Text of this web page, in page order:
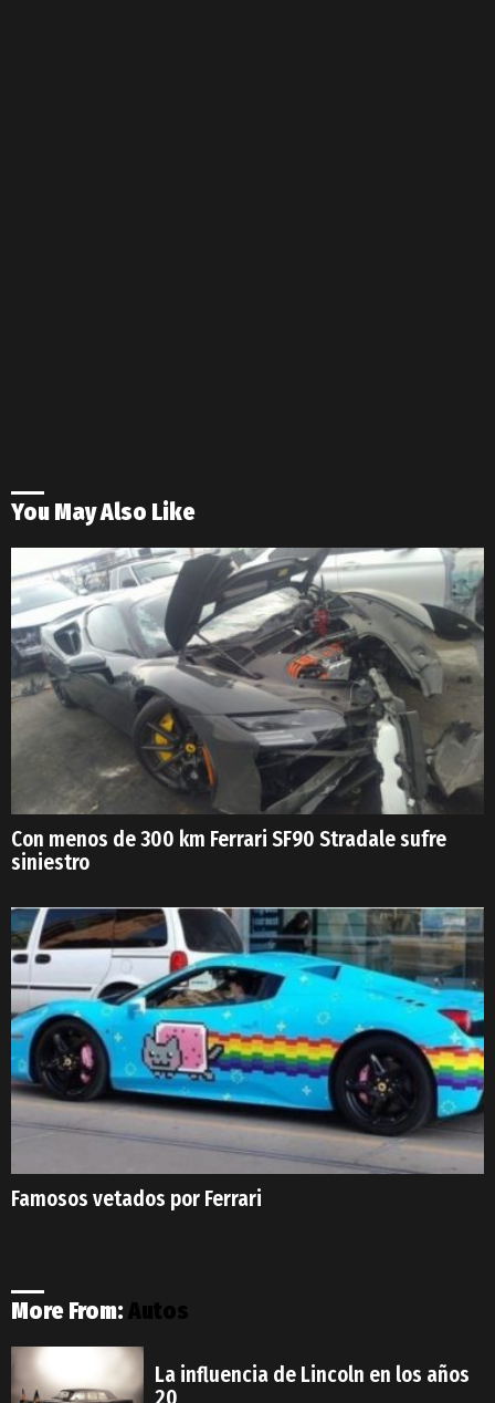
You May Also Like
Con menos de 300 km Ferrari SF90 Stradale sufre
siniestro
Famosos vetados por Ferrari
More From:Autos
La influencia de Lincoln en los años